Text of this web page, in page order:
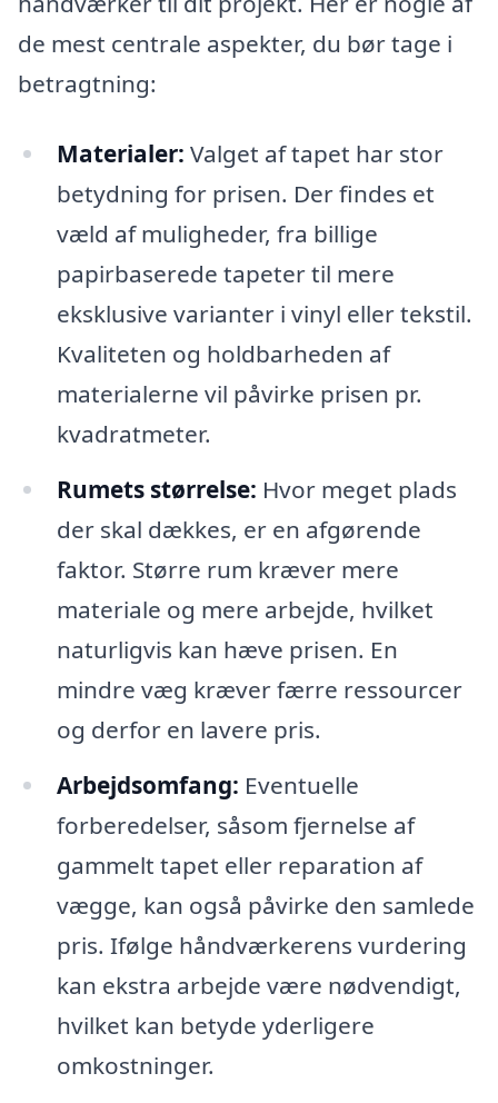
de mest centrale aspekter, du bør tage i
betragtning:
Materialer: Valget af tapet har stor
betydning for prisen. Der findes et
væld af muligheder, fra billige
papirbaserede tapeter til mere
eksklusive varianter i vinyl eller tekstil.
Kvaliteten og holdbarheden af
materialerne vil påvirke prisen pr.
kvadratmeter.
Rumets størrelse: Hvor meget plads
der skal dækkes, er en afgørende
faktor. Større rum kræver mere
materiale og mere arbejde, hvilket
naturligvis kan hæve prisen. En
mindre væg kræver færre ressourcer
og derfor en lavere pris.
Arbejdsomfang: Eventuelle
forberedelser, såsom fjernelse af
gammelt tapet eller reparation af
vægge, kan også påvirke den samlede
pris. Ifølge håndværkerens vurdering
kan ekstra arbejde være nødvendigt,
hvilket kan betyde yderligere
omkostninger.